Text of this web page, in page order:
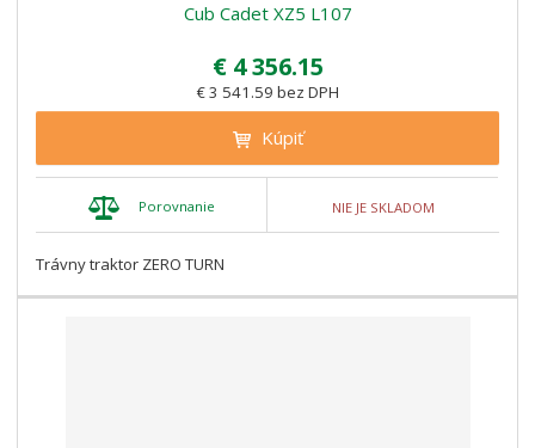
Cub Cadet XZ5 L107
€ 4 356.15
€ 3 541.59 bez DPH
Kúpiť
Porovnanie NIE JE SKLADOM
Trávny traktor ZERO TURN